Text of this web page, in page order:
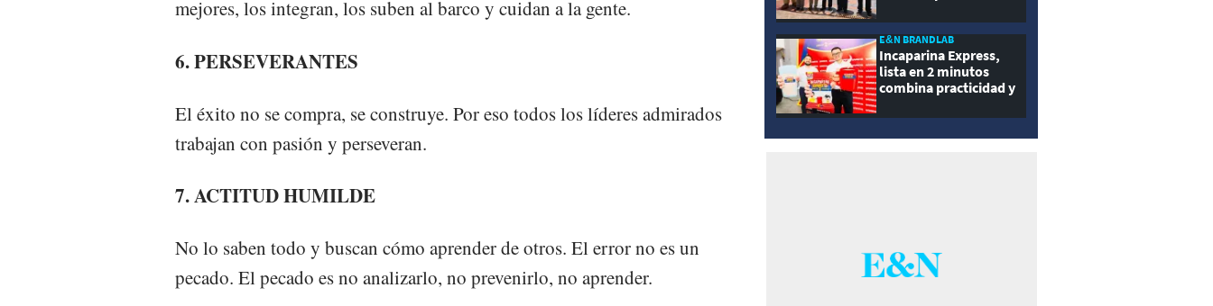
mejores, los integran, los suben al barco y cuidan a la gente.
6. PERSEVERANTES
El éxito no se compra, se construye. Por eso todos los líderes admirados
trabajan con pasión y perseveran.
7. ACTITUD HUMILDE
No lo saben todo y buscan cómo aprender de otros. El error no es un
pecado. El pecado es no analizarlo, no prevenirlo, no aprender.
recreación de
Guatemala
E&N BRANDLAB
Incaparina Express,
lista en 2 minutos
combina practicidad y